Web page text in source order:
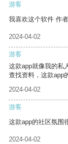
游客
我喜欢这个软件 作
2024-04-02
游客
这款app就像我的私
查找资料，这款app
2024-04-02
游客
这款app的社区氛围
2024-04-02